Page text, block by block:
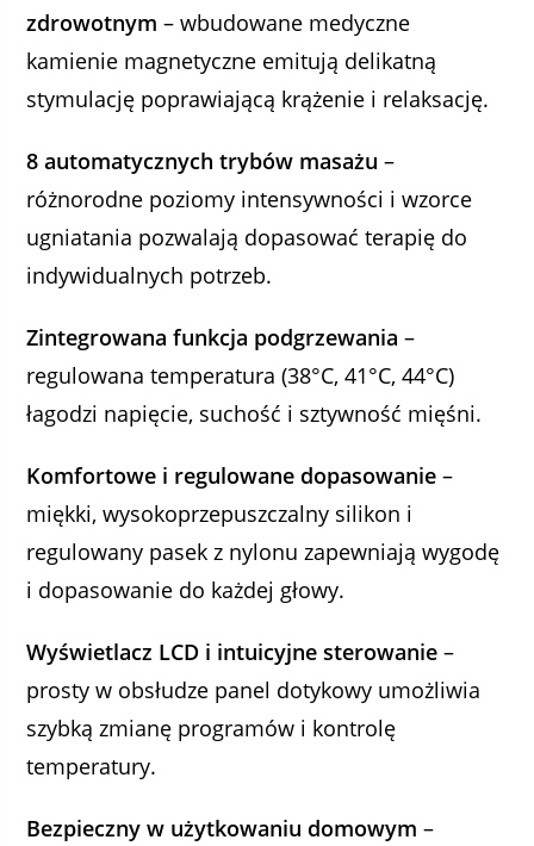
zdrowotnym – wbudowane medyczne
kamienie magnetyczne emitują delikatną
stymulację poprawiającą krążenie i relaksację.
8 automatycznych trybów masażu –
różnorodne poziomy intensywności i wzorce
ugniatania pozwalają dopasować terapię do
indywidualnych potrzeb.
Zintegrowana funkcja podgrzewania –
regulowana temperatura (38°C, 41°C, 44°C)
łagodzi napięcie, suchość i sztywność mięśni.
Komfortowe i regulowane dopasowanie –
miękki, wysokoprzepuszczalny silikon i
regulowany pasek z nylonu zapewniają wygodę
i dopasowanie do każdej głowy.
Wyświetlacz LCD i intuicyjne sterowanie –
prosty w obsłudze panel dotykowy umożliwia
szybką zmianę programów i kontrolę
temperatury.
Bezpieczny w użytkowaniu domowym –